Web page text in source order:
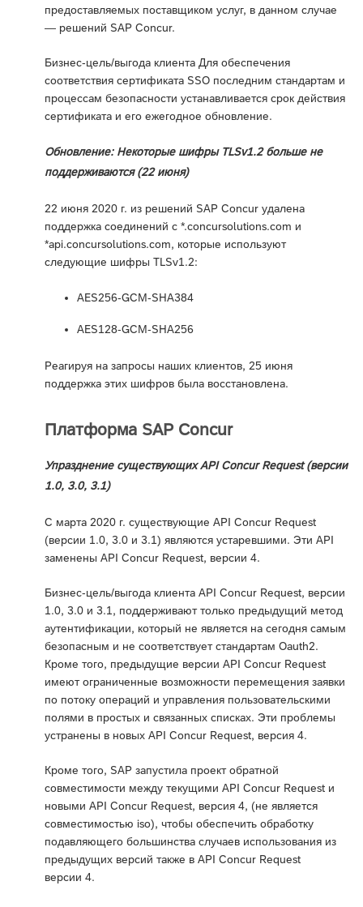
предоставляемых поставщиком услуг, в данном случае
— решений SAP Concur.
Бизнес-цель/выгода клиента Для обеспечения
соответствия сертификата SSO последним стандартам и
процессам безопасности устанавливается срок действия
сертификата и его ежегодное обновление.
Обновление: Некоторые шифры TLSv1.2 больше не
поддерживаются (22 июня)
22 июня 2020 г. из решений SAP Concur удалена
поддержка соединений с *.concursolutions.com и
*api.concursolutions.com, которые используют
следующие шифры TLSv1.2:
AES256-GCM-SHA384
AES128-GCM-SHA256
Реагируя на запросы наших клиентов, 25 июня
поддержка этих шифров была восстановлена.
Платформа SAP Concur
Упразднение существующих API Concur Request (версии
1.0, 3.0, 3.1)
С марта 2020 г. существующие API Concur Request
(версии 1.0, 3.0 и 3.1) являются устаревшими. Эти API
заменены API Concur Request, версии 4.
Бизнес-цель/выгода клиента API Concur Request, версии
1.0, 3.0 и 3.1, поддерживают только предыдущий метод
аутентификации, который не является на сегодня самым
безопасным и не соответствует стандартам Oauth2.
Кроме того, предыдущие версии API Concur Request
имеют ограниченные возможности перемещения заявки
по потоку операций и управления пользовательскими
полями в простых и связанных списках. Эти проблемы
устранены в новых API Concur Request, версия 4.
Кроме того, SAP запустила проект обратной
совместимости между текущими API Concur Request и
новыми API Concur Request, версия 4, (не является
совместимостью iso), чтобы обеспечить обработку
подавляющего большинства случаев использования из
предыдущих версий также в API Concur Request
версии 4.